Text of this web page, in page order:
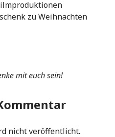
zu Weihnachten
mit euch sein!
nicht veröffentlicht.